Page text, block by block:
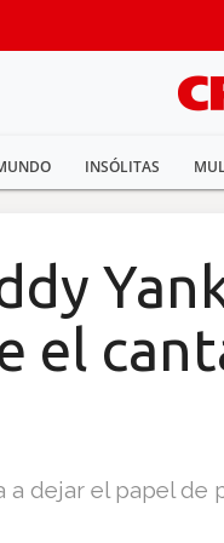
INSÓLITAS
el
a dejar el papel de